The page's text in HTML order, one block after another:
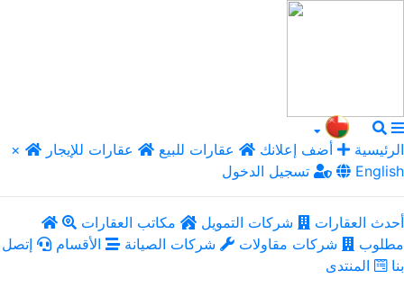
× الرئيسية أضف إعلانك عقارات للبيع
عقارات للإيجار
تسجيل الدخول
English
أحدث العقارات شركات التمويل
مكاتب العقارات
مطلوب
شركات مقاولات شركات الصيانة الأقسام
إتصل
بنا
المنتدى